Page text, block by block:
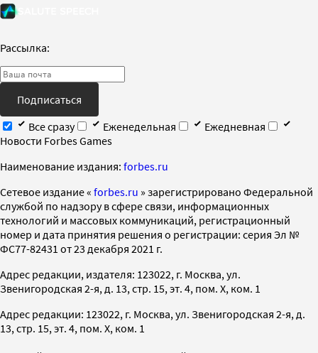
Рассылка:
Подписаться
Все сразу
Еженедельная
Ежедневная
Новости Forbes Games
Наименование издания: forbes.ru
Cетевое издание « forbes.ru » зарегистрировано Федеральной
службой по надзору в сфере связи, информационных
технологий и массовых коммуникаций, регистрационный
номер и дата принятия решения о регистрации: серия Эл №
ФС77-82431 от 23 декабря 2021 г.
Адрес редакции, издателя: 123022, г. Москва, ул.
Звенигородская 2-я, д. 13, стр. 15, эт. 4, пом. X, ком. 1
Адрес редакции: 123022, г. Москва, ул. Звенигородская 2-я, д.
13, стр. 15, эт. 4, пом. X, ком. 1